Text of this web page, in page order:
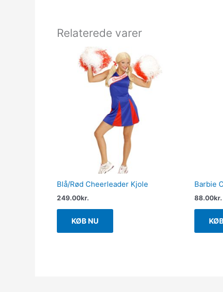
Relaterede varer
Blå/Rød Cheerleader Kjole
249.00kr.
KØB NU
Barbie
88.00kr.